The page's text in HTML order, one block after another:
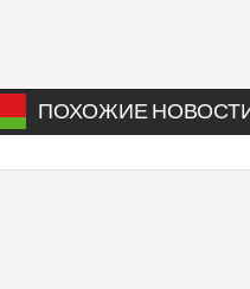
ПОХОЖИЕ